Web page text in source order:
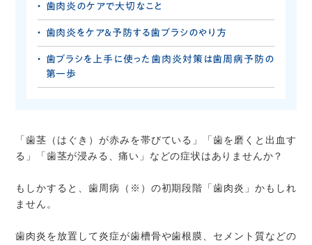
歯肉炎のケアで大切なこと
歯肉炎をケア＆予防する歯ブラシのやり方
歯ブラシを上手に使った歯肉炎対策は歯周病予防の
第一歩
「歯茎（はぐき）が赤みを帯びている」「歯を磨くと出血す
る」「歯茎が浸みる、痛い」などの症状はありませんか？
もしかすると、歯周病（※）の初期段階「歯肉炎」かもしれ
ません。
歯肉炎を放置して炎症が歯槽骨や歯根膜、セメント質などの